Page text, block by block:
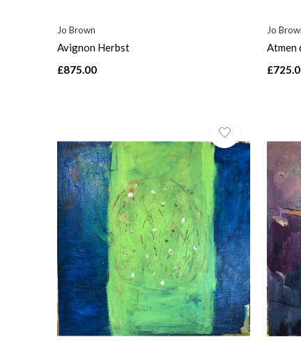
Jo Brown
Avignon Herbst
£875.00
Jo
Atmen